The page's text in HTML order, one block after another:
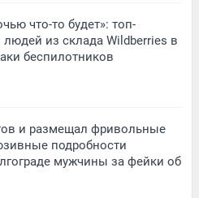
что-то будет»: топ-
из склада Wildberries в
беспилотников
и размещал фривольные
подробности
мужчины за фейки об